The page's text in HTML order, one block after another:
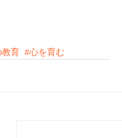
育 #心を育む